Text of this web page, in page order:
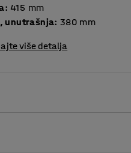
: 415 mm
unutrašnja: 380 mm
više detalja
i praktični odlični da